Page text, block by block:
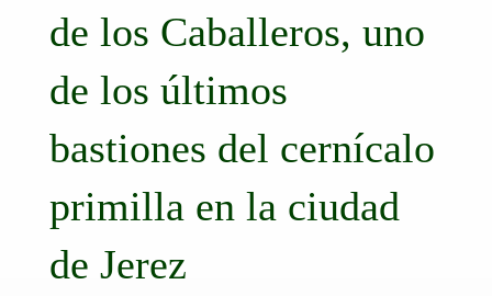
de los Caballeros, uno
de los últimos
bastiones del cernícalo
primilla en la ciudad
de Jerez